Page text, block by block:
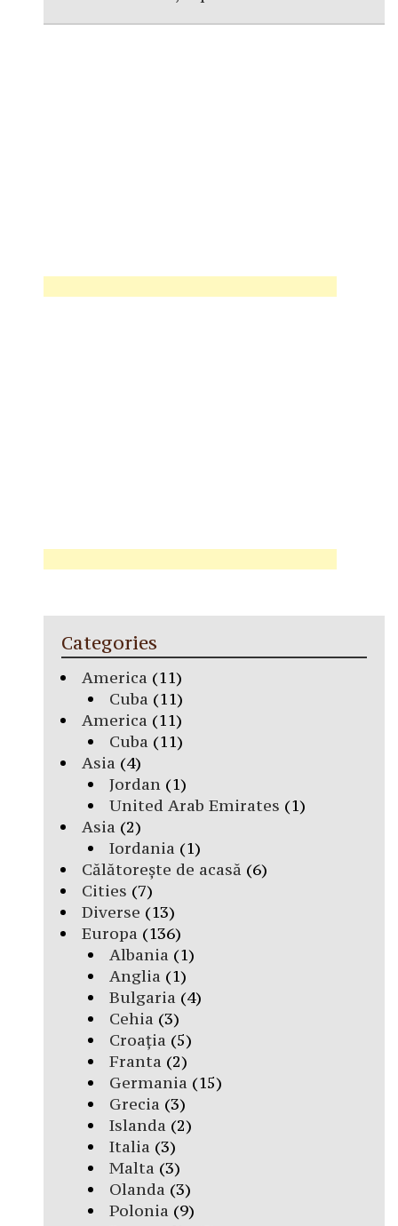
Categories
America (11)
Cuba (11)
America (11)
Cuba (11)
Asia (4)
Jordan(1)
United Arab Emirates (1)
Asia (2)
Iordania (1)
Călătorește de acasă (6)
Cities (7)
Diverse (13)
Europa (136)
Albania (1)
Anglia (1)
Bulgaria (4)
Cehia (3)
Croația (5)
Franta (2)
Germania (15)
Grecia (3)
Islanda (2)
Italia (3)
Malta (3)
Olanda (3)
Polonia (9)